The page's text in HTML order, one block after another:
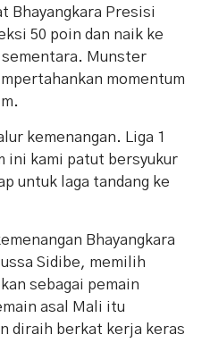
Bhayangkara Presisi
50 poin dan naik ke
Munster
momentum
kemenangan. Liga 1
ini kami patut bersyukur
untuk laga tandang ke
Bhayangkara
Sidibe, memilih
sebagai pemain
asal Mali itu
diraih berkat kerja keras